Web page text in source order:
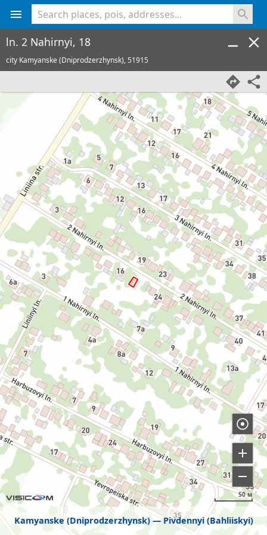
Kamyanske (Dniprodzerzhynsk) Pivdennyi (Bahliiskyi)
50 м
ln. 2 Nahirnyi, 18
city Kamyanske (Dniprodzerzhynsk),51915
<% console.log(hcard) %>